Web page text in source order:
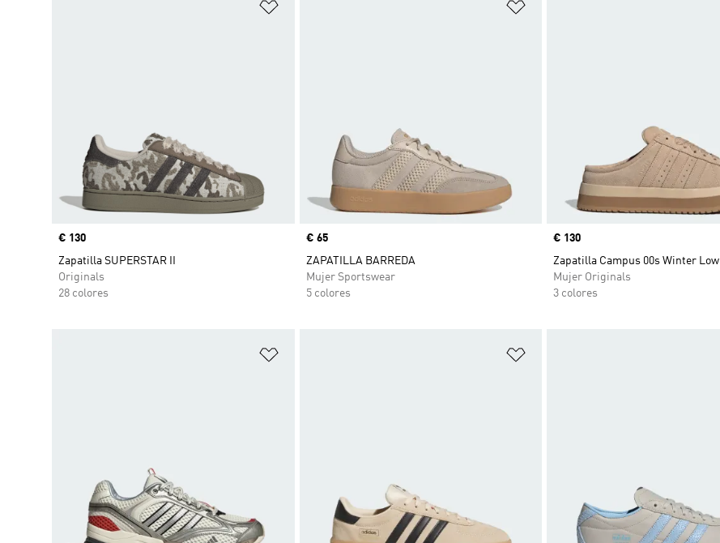
Precio
€ 130
Zapatilla SUPERSTAR II
Originals
28 colores
Precio
€ 65
ZAPATILLA BARREDA
Mujer Sportswear
5 colores
Precio
€ 130
Zapatilla Campus 00s Winter Low
Mujer Originals
3 colores